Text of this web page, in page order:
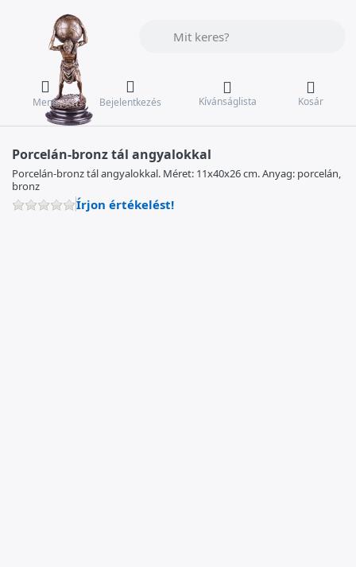
Menü Bejelentkezés Kívánságlista Kosár
Porcelán-bronz tál angyalokkal
Porcelán-bronz tál angyalokkal. Méret: 11x40x26 cm. Anyag: porcelán,
bronz
Írjon értékelést!